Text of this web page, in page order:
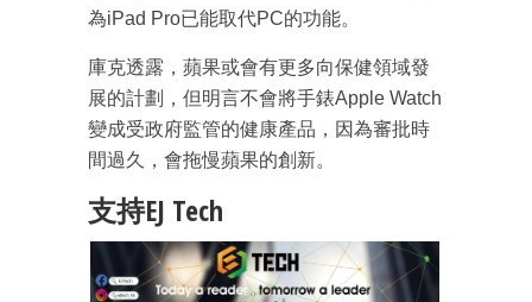
為iPad Pro已能取代PC的功能。
庫克透露，蘋果或會有更多向保健領域發
展的計劃，但明言不會將手錶Apple Watch
變成受政府監管的健康產品，因為審批時
間過久，會拖慢蘋果的創新。
支持EJ Tech
最新資訊（附創業懶人包）
箱！